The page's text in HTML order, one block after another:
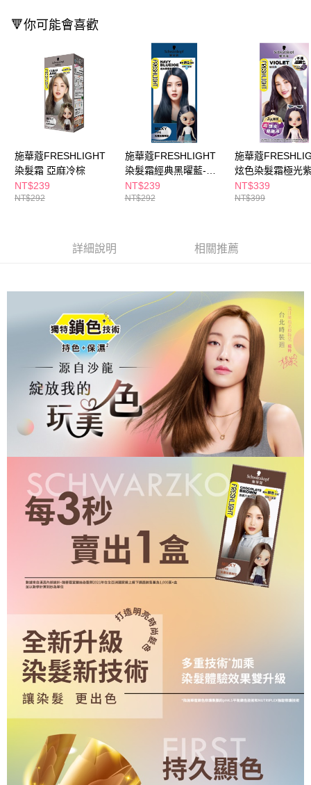
AFTEE先享後付是「在收到商品之後才付款」的支付方式。 讓您購物簡單
１．簡單：不需註冊會員、不需綁卡、不需儲值。
２．便利：只要手機號碼，簡訊認證，即可結帳。
３．安心：先確認商品／服務後，再付款。
【「AFTEE先享後付」結帳流程】
１．於結帳方式選擇「AFTEE先享後付」後，將跳轉至「AFTEE先享後付」
結帳頁面，進行簡訊認證並確認金額後，即可完成結帳。
２．訂單成立數日內，您將收到繳費通知簡訊。
３．收到繳費通知簡訊後14天內，點擊此簡訊中的連結，可透過四大超商／
ATM／網路銀行／等多元方式進行付款，方視為交易完成。
※ 請注意：結帳手續完成當下不需立刻繳費，但若您需要取消訂單，請聯絡
購買商品的店家。未經商家同意取消之訂單仍視為有效，需透過AFTEE先享
後付繳納相關費用。
客戶支援中心」 https://netprotections.freshdesk.com/support/home
易，需依本服務之必要範圍內提供個人資料，並將交易相關給付款項請求債
２．關於個人資料處理事宜，請瀏覽以下網址：
https://aftee.tw/terms/#terms3
３．未成年的使用者請事先徵得法定代理人或監護人之同意方可使用
「AFTEE先享後付」，若未經同意申辦者引起之損失，本公司不負相關責
４．使用「AFTEE先享後付」時，將依據個別帳號之用戶狀況，依本公司即
時審查核予不同之上限額度；若仍有額度不足之情形，本公司將視審查結果
請求用戶進行身份認證。
５．嚴禁一人註冊多個帳號或使用他人資訊註冊。若發現惡意使用之情形，
恩沛科技股份有限公司將有權停止該用戶之使用額度並採取法律行動。
即享券
運送方式
全家取貨付款
每筆NT$65，滿NT$390(含以上)免運費
付款後全家取貨
每筆NT$65，滿NT$390(含以上)免運費
萊爾富取貨付款
每筆NT$65，滿NT$490(含以上)免運費
每筆NT$65，滿NT$490(含以上)免運費
每筆NT$100，滿NT$790(含以上)免運費
付款後寶雅門市自取(由倉庫統一出貨)
每筆NT$80，滿NT$290(含以上)免運費
🔻你可能會喜歡
施華蔻FRESHLIGHT
染髮霜 亞麻冷棕
NT$239
NT$292
施華蔻FRESHLIGHT
染髮霜經典黑曜藍-款
式隨機
NT$239
NT$292
施華蔻
炫色染髮霜極光
式隨機
NT$339
NT$399
詳細說明 相關推薦